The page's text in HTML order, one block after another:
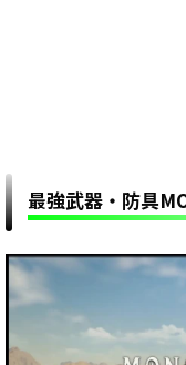
最強武器・防具